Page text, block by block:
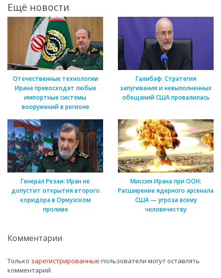
Ещё новости
Отечественные технологии
Ирана превосходят любые
импортные системы
вооружений в регионе
Галибаф: Стратегия
запугивания и невыполненных
обещаний США провалилась
Генерал Резаи: Иран не
допустит открытия второго
коридора в Ормузском
проливе
Миссия Ирана при ООН:
Расширение ядерного арсенала
США — угроза всему
человечеству
Комментарии
Только зарегистрированные пользователи могут оставлять
комментарий